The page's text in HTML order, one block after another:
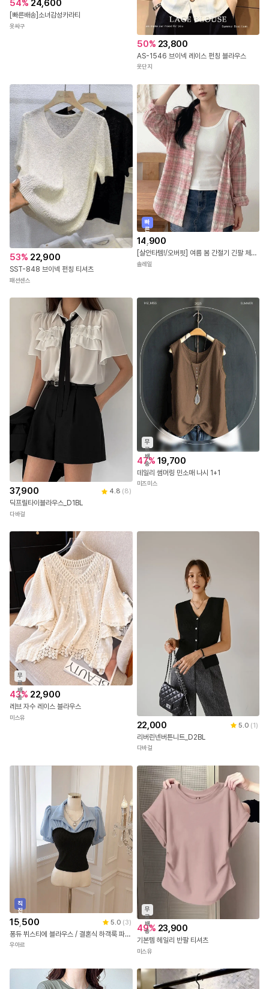
54% 24,600
[빠른배송]소녀감성카라티
옷싸구
50% 23,800
AS-1546 브이넥 레이스 펀칭 블라우스
옷단지
53% 22,900
SST-848 브이넥 펀칭 티셔츠
패션센스
빠
른
출
발
14,900
[살안타템!/오버핏] 여름 봄 간절기 긴팔 체크 시스루 오버핏 셔츠 남방 4color
솔레일
37,900 4.8 (8)
딕프릴타이블라우스_D1BL
다바걸
무
료
배
송
47% 19,700
데일리 썸머링 민소매 나시 1+1
미즈미스
무
료
배
송
43% 22,900
레브 자수 레이스 블라우스
미스유
22,000 5.0 (1)
리버린넨버튼니트_D2BL
다바걸
직
진
배
송
15,500 5.0 (3)
퐁듀 뷔스티에 블라우스 / 결혼식 하객룩 파티룩 브라이덜샤워 상견례룩 셀프웨딩 여행룩 꾸안꾸 여름블라우스 퍼프소매 여름니트 카라블라우스 반팔블라우스
우아르
무
료
배
송
49% 23,900
기본템 헤일리 반팔 티셔츠
미스유